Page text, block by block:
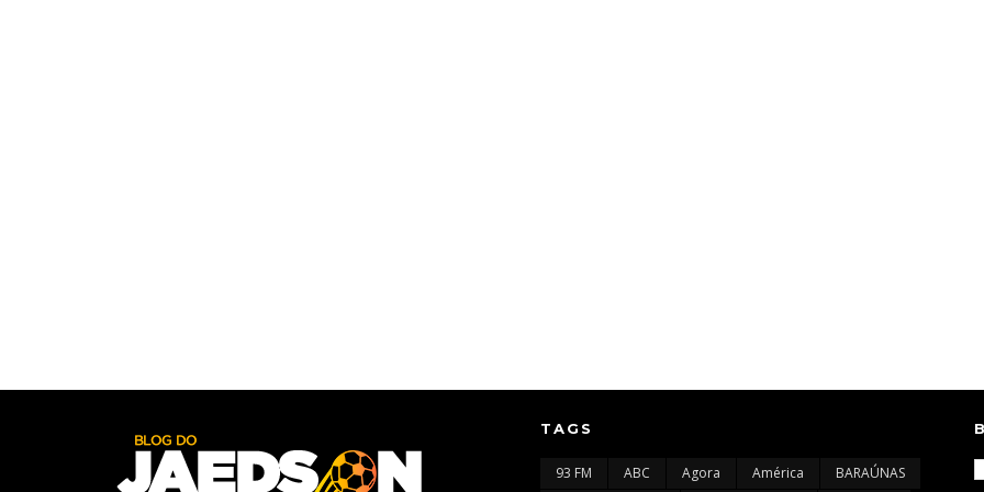
TAGS
93 FM ABC Agora América BARAÚNAS